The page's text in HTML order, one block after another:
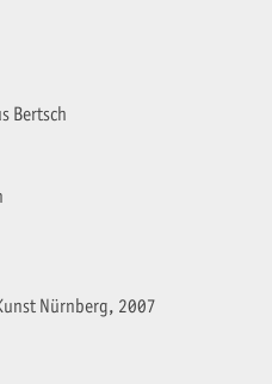
Bertsch
Nürnberg, 2007